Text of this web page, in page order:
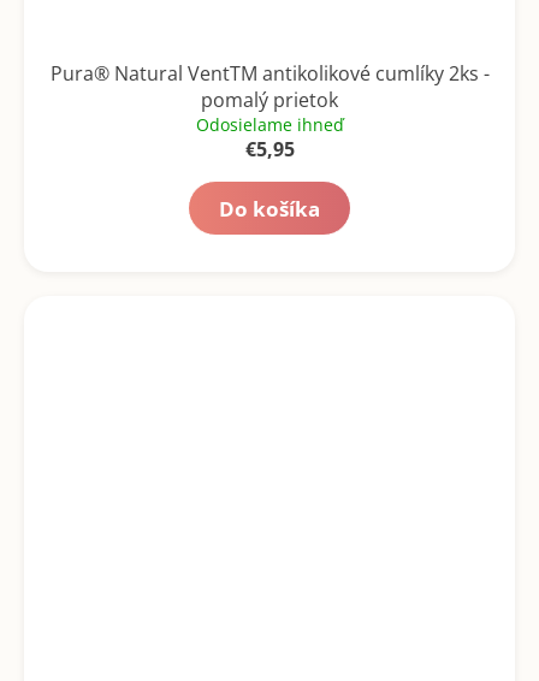
Pura® Natural VentTM antikolikové cumlíky 2ks -
pomalý prietok
Odosielame ihneď
€5,95
Do košíka